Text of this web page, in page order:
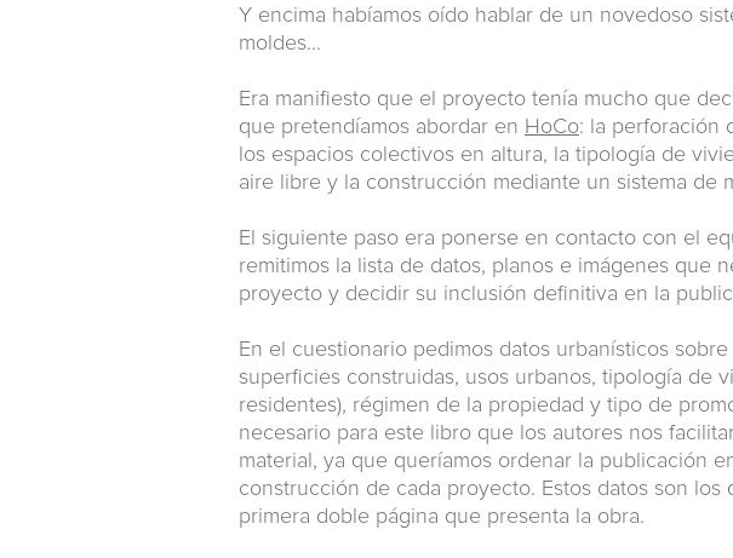
Y encima habíamos oído hablar de un novedoso
moldes...
Era manifiesto que el proyecto tenía mucho que
que pretendíamos abordar en HoCo: la perforación
los espacios colectivos en altura, la tipología de
aire libre y la construcción mediante un sistema de
El siguiente paso era ponerse en contacto con el
remitimos la lista de datos, planos e imágenes que
proyecto y decidir su inclusión definitiva en la
En el cuestionario pedimos datos urbanísticos
superficies construidas, usos urbanos, tipología de
residentes), régimen de la propiedad y tipo de
necesario para este libro que los autores nos
material, ya que queríamos ordenar la publicación
construcción de cada proyecto. Estos datos son los
primera doble página que presenta la obra.